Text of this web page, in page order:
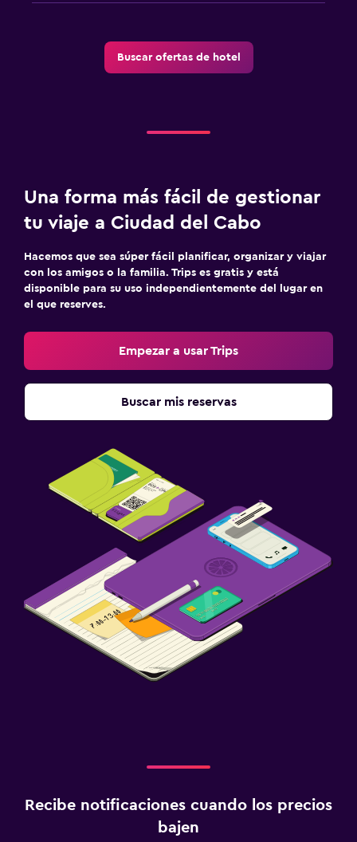
Buscar ofertas de hotel
Una forma más fácil de gestionar
tu viaje a Ciudad del Cabo
Hacemos que sea súper fácil planificar, organizar y viajar
con los amigos o la familia. Trips es gratis y está
disponible para su uso independientemente del lugar en
el que reserves.
Empezar a usar Trips
Buscar mis reservas
Recibe notificaciones cuando los precios
bajen